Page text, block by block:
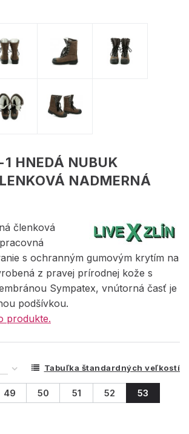
HNEDÁ NUBUK
NADMERNÁ
členková
s ochranným gumovým krytím na
z pravej prírodnej kože s
Sympatex, vnútorná časť je
podšívkou.
produkte.
Tabuľka štandardných veľkostí
49 50 51 52
53